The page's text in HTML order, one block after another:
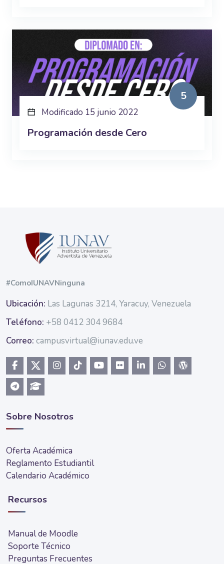
Modificado 15 junio 2022
Programación desde Cero
5
#ComoIUNAVNinguna
Ubicación: Las Lagunas 3214, Yaracuy, Venezuela
Teléfono: +58 0412 304 9684
Correo: campusvirtual@iunav.edu.ve
Sobre Nosotros
Oferta Académica
Reglamento Estudiantil
Calendario Académico
Recursos
Manual de Moodle
Soporte Técnico
Preguntas Frecuentes